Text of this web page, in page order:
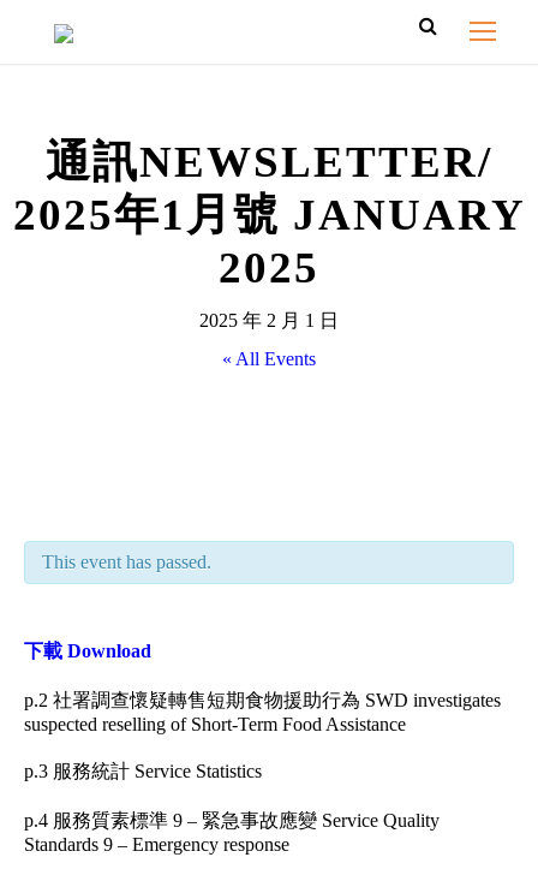
通訊NEWSLETTER/
2025年1⽉號 JANUARY
2025
2025 年 2 月 1 日
« All Events
This event has passed.
下載 Download
p.2 社署調查懷疑轉售短期食物援助行為 SWD investigates
suspected reselling of Short-Term Food Assistance
p.3 服務統計 Service Statistics
p.4 服務質素標準 9 – 緊急事故應變 Service Quality
Standards 9 – Emergency response